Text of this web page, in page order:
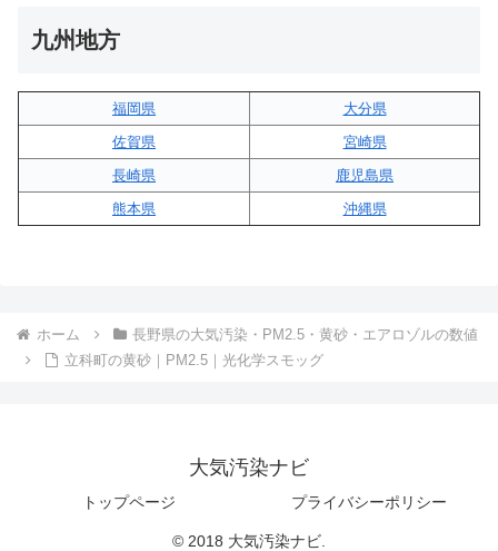
九州地方
福岡県
大分県
佐賀県
宮崎県
長崎県
鹿児島県
熊本県
沖縄県
ホーム
長野県の大気汚染・PM2.5・黄砂・エアロゾルの数値
立科町の黄砂｜PM2.5｜光化学スモッグ
大気汚染ナビ
トップページ プライバシーポリシー
© 2018 大気汚染ナビ.